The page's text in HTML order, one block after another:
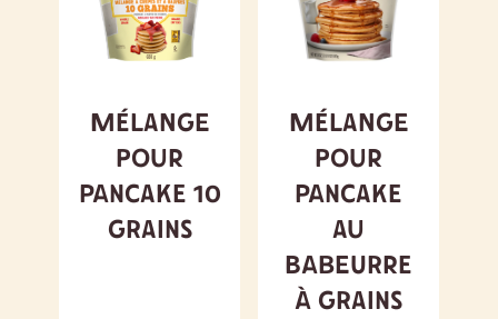
Mélange
pour
pancake 10
grains
Mélange
pour
pancake
au
babeurre
à grains